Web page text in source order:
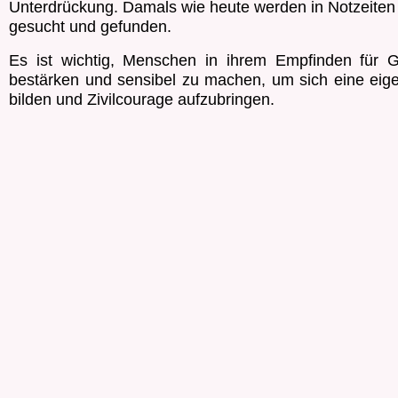
Unterdrückung. Damals wie heute werden in
gesucht und gefunden.
Es ist wichtig, Menschen in ihrem Empfinden für
bestärken und sensibel zu machen, um sich eine
bilden und Zivilcourage aufzubringen.